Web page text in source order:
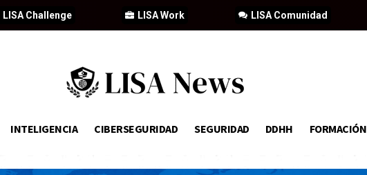
LISA Comunidad
LISA Work
LISA Challenge
INTELIGENCIA CIBERSEGURIDAD SEGURIDAD DDHH FORMACIÓN